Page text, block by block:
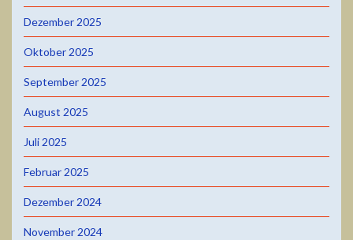
Dezember 2025
Oktober 2025
September 2025
August 2025
Juli 2025
Februar 2025
Dezember 2024
November 2024